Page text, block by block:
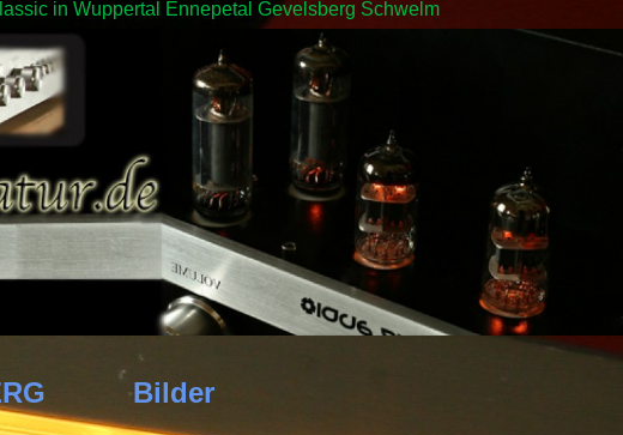
in Wuppertal Ennepetal Gevelsberg Schwelm
Bilder